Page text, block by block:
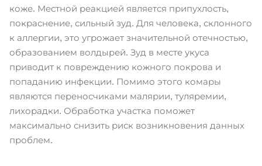
коже. Местной реакцией является припухлость,
покраснение, сильный зуд. Для человека, склонного
к аллергии, это угрожает значительной отечностью,
образованием волдырей. Зуд в месте укуса
приводит к повреждению кожного покрова и
попаданию инфекции. Помимо этого комары
являются переносчиками малярии, туляремии,
лихорадки. Обработка участка поможет
максимально снизить риск возникновения данных
проблем.